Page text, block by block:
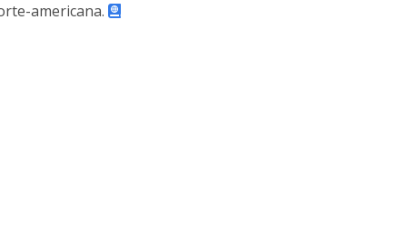
americana.